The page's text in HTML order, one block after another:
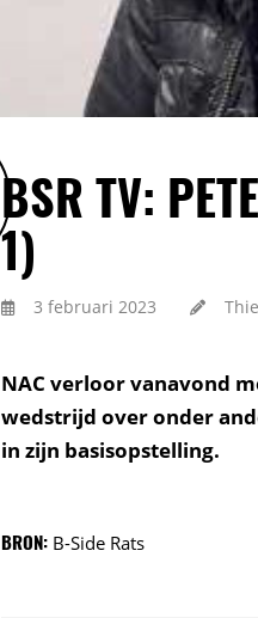
BSR TV:
1)
3 februari 2023
NAC verloor vanavond
wedstrijd over onder
in zijn basisopstelling.
BRON: B-Side Rats